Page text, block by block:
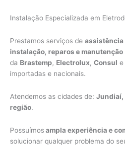
Instalação Especializada em
Prestamos serviços de assistência
instalação, reparos e manutenção
da Brastemp, Electrolux, Consul e
importadas e nacionais.
Atendemos as cidades de: Jundiaí,
região.
Possuímosampla experiência e
solucionar qualquer problema do